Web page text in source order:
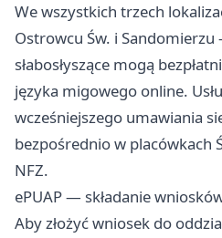
We wszystkich trzech
Ostrowcu Św. i Sandomierzu
słabosłyszące mogą
języka migowego online.
wcześniejszego umawiania
bezpośrednio w placówkach
NFZ.
ePUAP — składanie
Aby złożyć wniosek do